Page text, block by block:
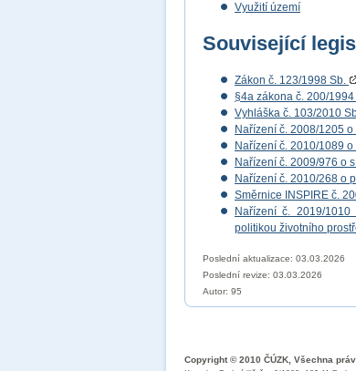
Využití území
Související
Zákon č. 123/1998 Sb.
§4a zákona č. 200/1994
Vyhláška č. 103/2010
Nařízení č. 2008/1205
Nařízení č. 2010/1089
Nařízení č. 2009/976 o
Nařízení č. 2010/268 o
Směrnice INSPIRE č.
Nařízení č. 2019/
politikou životního
Poslední aktualizace: 03.03.2026
Poslední revize: 03.03.2026
Autor: 95
Copyright © 2010 ČÚZK, Všechna